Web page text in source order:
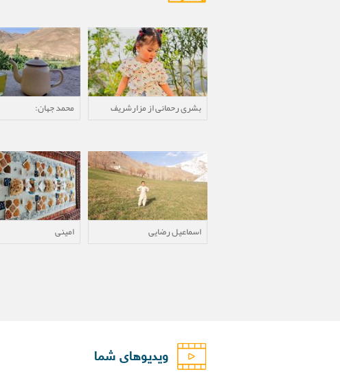
بشری رحمانی از مزارشریف محمد جهان:
اسماعیل رضایی امینی
ویدیوهای شما